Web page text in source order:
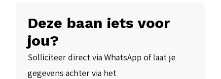
Deze baan iets voor
jou?
Solliciteer direct via WhatsApp of laat je
gegevens achter via het